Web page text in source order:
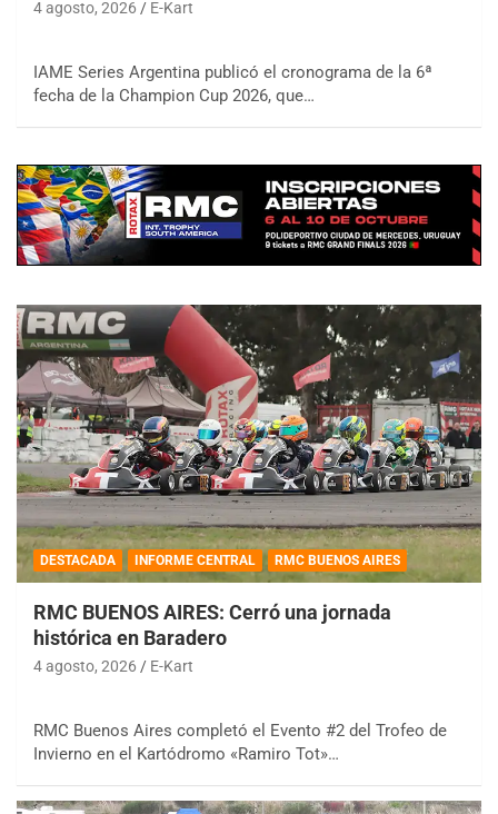
4 agosto, 2026 E-Kart
IAME Series Argentina publicó el cronograma de la 6ª
fecha de la Champion Cup 2026, que…
DESTACADA INFORME CENTRAL RMC BUENOS AIRES
RMC BUENOS AIRES: Cerró una jornada
histórica en Baradero
4 agosto, 2026 E-Kart
RMC Buenos Aires completó el Evento #2 del Trofeo de
Invierno en el Kartódromo «Ramiro Tot»…